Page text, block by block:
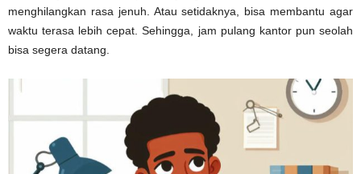
menghilangkan rasa jenuh. Atau setidaknya, bisa membantu agar
waktu terasa lebih cepat. Sehingga, jam pulang kantor pun seolah
bisa segera datang.